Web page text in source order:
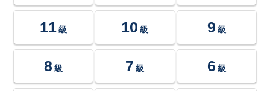
11 級 10 級 9 級
8 級 7 級 6 級